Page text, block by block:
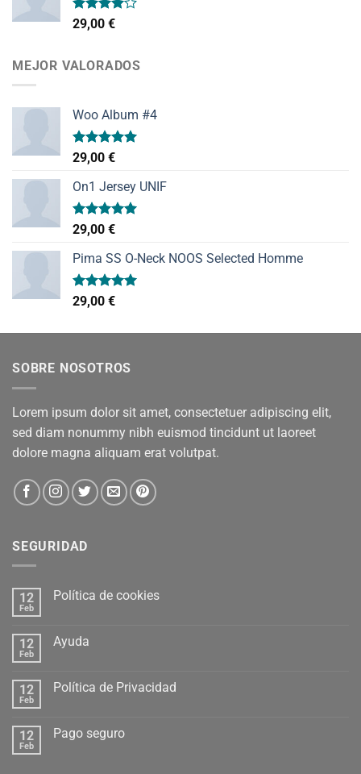
Valorado
con
29,00 €
MEJOR VALORADOS
Woo Album #4
Valorado
con
de 5
29,00 €
On1 Jersey UNIF
Valorado
con
de 5
29,00 €
Pima SS O-Neck NOOS Selected Homme
Valorado
con
29,00 €
SOBRE NOSOTROS
Lorem ipsum dolor sit amet, consectetuer adipiscing elit,
sed diam nonummy nibh euismod tincidunt ut laoreet
dolore magna aliquam erat volutpat.
SEGURIDAD
12
Feb
Política de cookies
12
Feb
Ayuda
12
Feb
Política de Privacidad
12
Feb
Pago seguro